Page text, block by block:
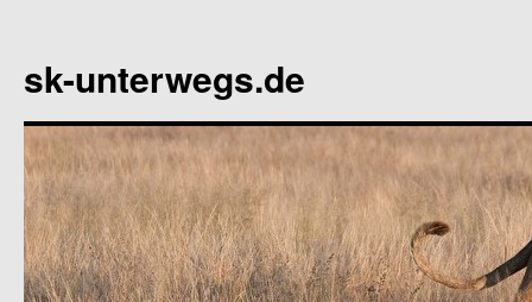
sk-unterwegs.de